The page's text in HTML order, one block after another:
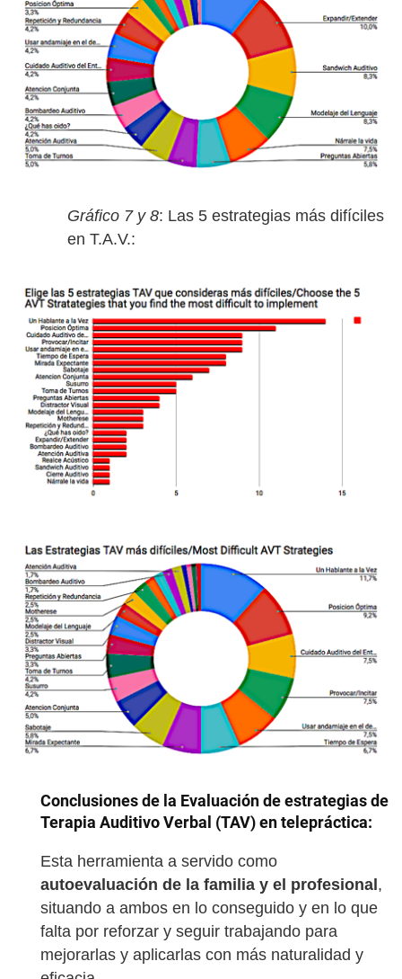
Gráfico 7 y 8: Las 5 estrategias más difíciles
en T.A.V.:
Conclusiones de la Evaluación de estrategias de
Terapia Auditivo Verbal (TAV) en telepráctica:
Esta herramienta a servido como
autoevaluación de la familia y el profesional ,
situando a ambos en lo conseguido y en lo que
falta por reforzar y seguir trabajando para
mejorarlas y aplicarlas con más naturalidad y